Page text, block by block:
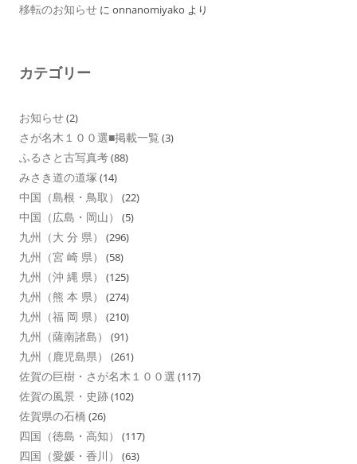
移転のお知らせ に onnanomiyako より
カテゴリー
お知らせ(2)
さが名木１００選■掲載一覧 (3)
ふるさと古写真考(88)
みさき道の道塚 (14)
中国（島根・鳥取） (22)
中国（広島・岡山） (5)
九州（大 分 県） (296)
九州（宮 崎 県） (58)
九州（沖 縄 県） (125)
九州（熊 本 県） (274)
九州（福 岡 県） (210)
九州（薩南諸島） (91)
九州（鹿児島県） (261)
佐賀の巨樹・さが名木１００選 (117)
佐賀の風景・史跡(102)
佐賀県の石橋 (26)
四国（徳島・高知） (117)
四国（愛媛・香川） (63)